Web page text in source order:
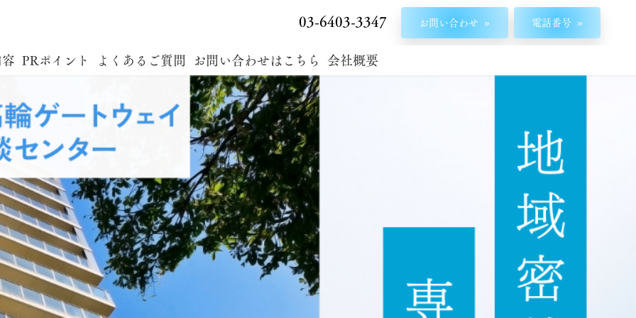
03-6403-3347 お問い合わせ 電話番号
PRポイント よくあるご質問 お問い合わせはこちら 会社概要